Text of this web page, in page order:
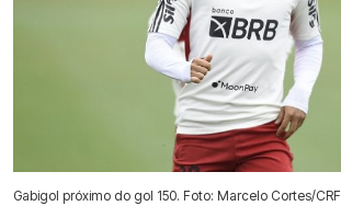
Gabigol próximo do gol 150. Foto: Marcelo Cortes/CRF